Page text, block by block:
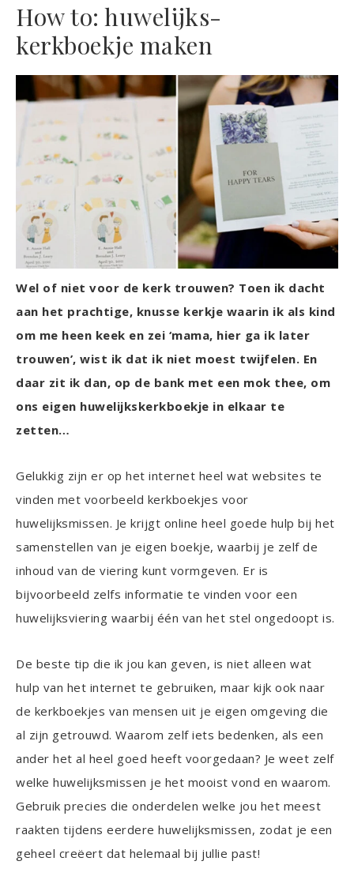
How to: huwelijks-
kerkboekje maken
Wel of niet voor de kerk trouwen? Toen ik dacht
aan het prachtige, knusse kerkje waarin ik als kind
om me heen keek en zei ‘mama, hier ga ik later
trouwen’, wist ik dat ik niet moest twijfelen. En
daar zit ik dan, op de bank met een mok thee, om
ons eigen huwelijkskerkboekje in elkaar te
zetten…
Gelukkig zijn er op het internet heel wat websites te
vinden met voorbeeld kerkboekjes voor
huwelijksmissen. Je krijgt online heel goede hulp bij het
samenstellen van je eigen boekje, waarbij je zelf de
inhoud van de viering kunt vormgeven. Er is
bijvoorbeeld zelfs informatie te vinden voor een
huwelijksviering waarbij één van het stel ongedoopt is.
De beste tip die ik jou kan geven, is niet alleen wat
hulp van het internet te gebruiken, maar kijk ook naar
de kerkboekjes van mensen uit je eigen omgeving die
al zijn getrouwd. Waarom zelf iets bedenken, als een
ander het al heel goed heeft voorgedaan? Je weet zelf
welke huwelijksmissen je het mooist vond en waarom.
Gebruik precies die onderdelen welke jou het meest
raakten tijdens eerdere huwelijksmissen, zodat je een
geheel creëert dat helemaal bij jullie past!